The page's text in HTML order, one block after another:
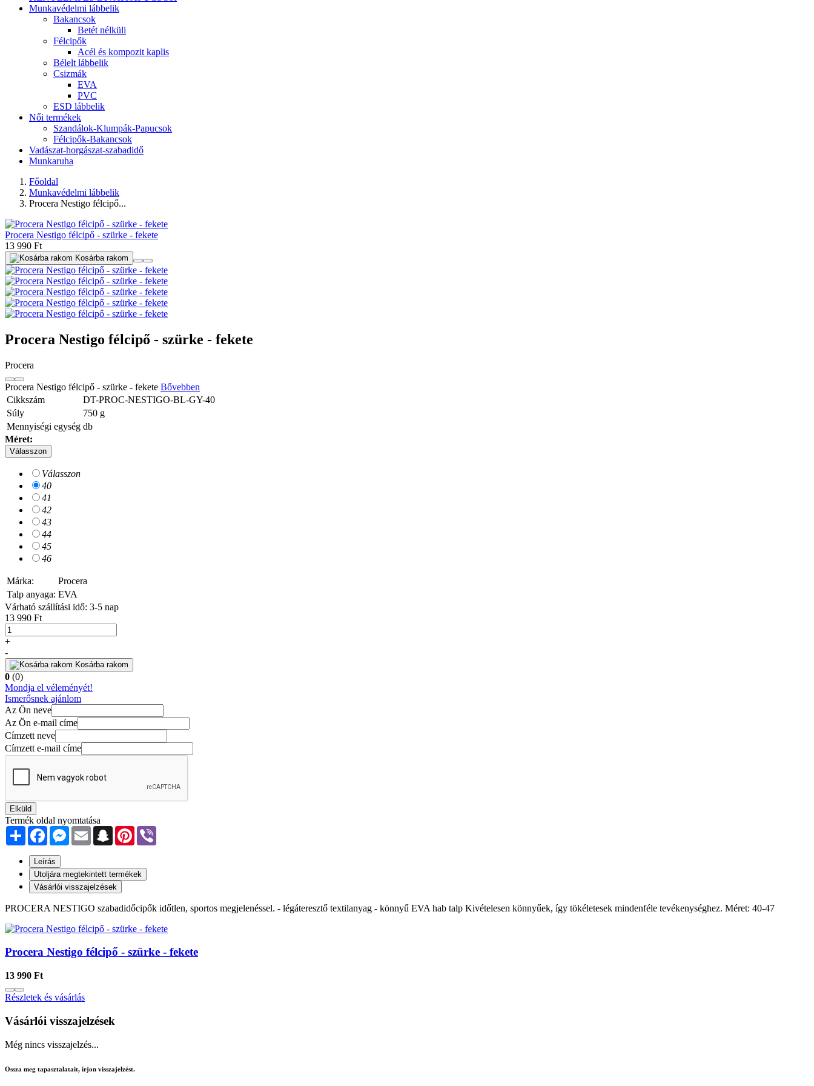
Munkavédelmi lábbelik
Bakancsok
Betét nélküli
Félcipők
Acél és kompozit kaplis
Bélelt lábbelik
Csizmák
EVA
PVC
ESD lábbelik
Női termékek
Szandálok-Klumpák-Papucsok
Félcipők-Bakancsok
Vadászat-horgászat-szabadidő
Munkaruha
Főoldal
Munkavédelmi lábbelik
Procera Nestigo félcipő...
Procera Nestigo félcipő - szürke - fekete
13 990 Ft
Kosárba rakom
Procera Nestigo félcipő - szürke - fekete
Procera
Procera Nestigo félcipő - szürke - fekete Bővebben
Cikkszám
DT-PROC-NESTIGO-BL-GY-40
Súly
750 g
Mennyiségi egység db
Méret:
Válasszon
Válasszon
40
41
42
43
44
45
46
Márka:
Procera
Talp anyaga: EVA
Várható szállítási idő: 3-5 nap
13 990 Ft
+
-
Kosárba rakom
0 (0)
Mondja el véleményét!
Ismerősnek ajánlom
Az Ön neve
Az Ön e-mail címe
Címzett neve
Címzett e-mail címe
Elküld
Termék oldal nyomtatása
Share FacebookMessenger
Email SnapchatPinterest
Leírás
Utoljára megtekintett termékek
Vásárlói visszajelzések
PROCERA NESTIGO szabadidőcipők időtlen, sportos megjelenéssel. - légáteresztő textilanyag - könnyű EVA hab talp Kivételesen könnyűek, így tökéletesek mindenféle tevékenységhez. Méret: 40-47
Procera Nestigo félcipő - szürke - fekete
13 990 Ft
Részletek és vásárlás
Vásárlói visszajelzések
Még nincs visszajelzés...
Ossza meg tapasztalatait, írjon visszajelzést.